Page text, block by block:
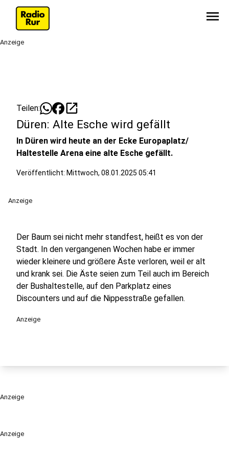
menu
Anzeige
Anzeige
Teilen: open_in_new
Düren: Alte Esche wird gefällt
In Düren wird heute an der Ecke Europaplatz/
Haltestelle Arena eine alte Esche gefällt.
Veröffentlicht: Mittwoch, 08.01.2025 05:41
Anzeige
Der Baum sei nicht mehr standfest, heißt es von der
Stadt. In den vergangenen Wochen habe er immer
wieder kleinere und größere Äste verloren, weil er alt
und krank sei. Die Äste seien zum Teil auch im Bereich
der Bushaltestelle, auf den Parkplatz eines
Discounters und auf die Nippesstraße gefallen.
Anzeige
Anzeige